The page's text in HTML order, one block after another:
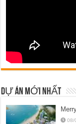
DỰ ÁN MỚI NHẤT
08/